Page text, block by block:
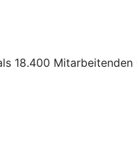
18.400